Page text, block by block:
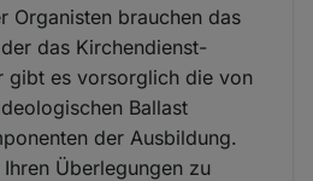
Organisten brauchen das
das Kirchendienst-
gibt es vorsorglich die von
Ballast
der Ausbildung.
Überlegungen zu